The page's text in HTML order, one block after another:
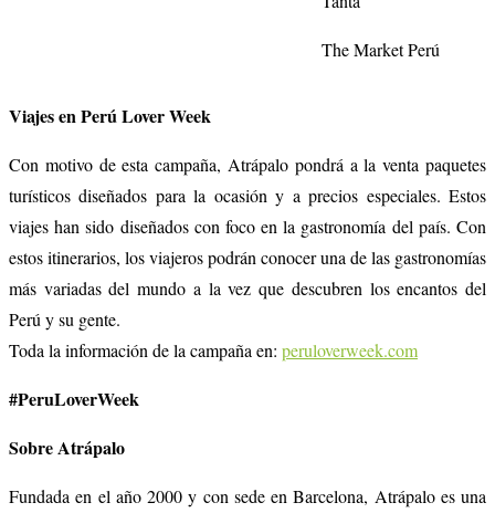
The Market Perú
Viajes en Perú Lover Week
Con motivo de esta campaña, Atrápalo pondrá a la venta paquetes
turísticos diseñados para la ocasión y a precios especiales. Estos
viajes han sido diseñados con foco en la gastronomía del país. Con
estos itinerarios, los viajeros podrán conocer una de las gastronomías
más variadas del mundo a la vez que descubren los encantos del
Perú y su gente.
Toda la información de la campaña en: peruloverweek.com
#PeruLoverWeek
Sobre Atrápalo
Fundada en el año 2000 y con sede en Barcelona, Atrápalo es una